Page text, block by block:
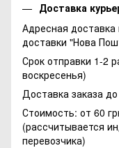
Доставка
Адресная
доставки "Нова
Срок отправки 1-2
воскресенья)
Доставка заказа
Стоимость: от 60
(рассчитывается
перевозчика)